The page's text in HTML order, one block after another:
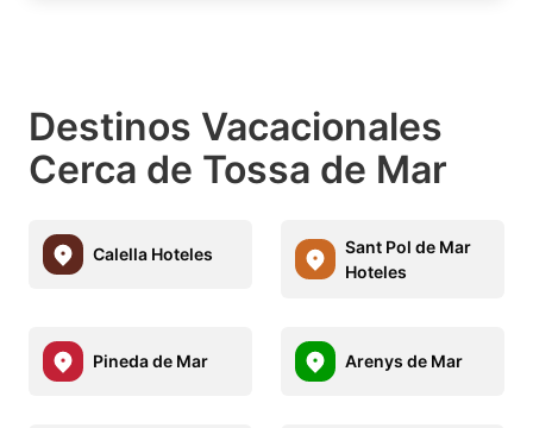
Destinos Vacacionales
Cerca de Tossa de Mar
Calella Hoteles
Sant Pol de Mar
Hoteles
Pineda de Mar Arenys de Mar